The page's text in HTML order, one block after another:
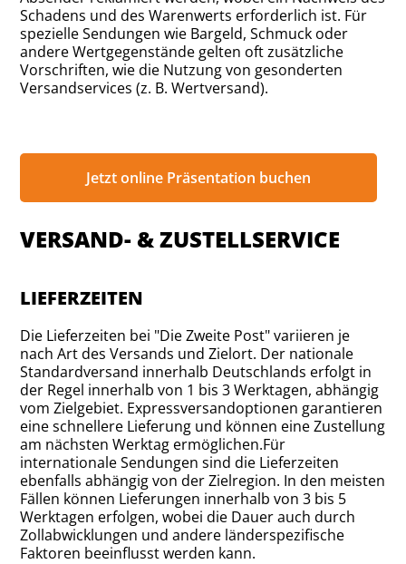
Schadens und des Warenwerts erforderlich ist. Für
spezielle Sendungen wie Bargeld, Schmuck oder
andere Wertgegenstände gelten oft zusätzliche
Vorschriften, wie die Nutzung von gesonderten
Versandservices (z. B. Wertversand).
Jetzt online Präsentation buchen
VERSAND- & ZUSTELLSERVICE
LIEFERZEITEN
Die Lieferzeiten bei "Die Zweite Post" variieren je
nach Art des Versands und Zielort. Der nationale
Standardversand innerhalb Deutschlands erfolgt in
der Regel innerhalb von 1 bis 3 Werktagen, abhängig
vom Zielgebiet. Expressversandoptionen garantieren
eine schnellere Lieferung und können eine Zustellung
am nächsten Werktag ermöglichen.Für
internationale Sendungen sind die Lieferzeiten
ebenfalls abhängig von der Zielregion. In den meisten
Fällen können Lieferungen innerhalb von 3 bis 5
Werktagen erfolgen, wobei die Dauer auch durch
Zollabwicklungen und andere länderspezifische
Faktoren beeinflusst werden kann.